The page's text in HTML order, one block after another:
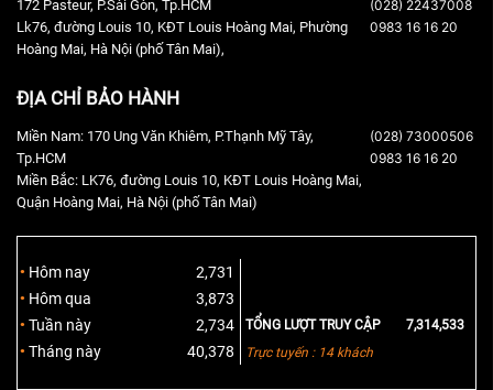
172 Pasteur, P.Sài Gòn, Tp.HCM
Lk76, đường Louis 10, KĐT Louis Hoàng Mai, Phường
Hoàng Mai, Hà Nội (phố Tân Mai),
(028) 22437008
0983 16 16 20
ĐỊA CHỈ BẢO HÀNH
Miền Nam: 170 Ung Văn Khiêm, P.Thạnh Mỹ Tây,
Tp.HCM
Miền Bắc: LK76, đường Louis 10, KĐT Louis Hoàng Mai,
Quận Hoàng Mai, Hà Nội (phố Tân Mai)
(028) 73000506
0983 16 16 20
Hôm nay
2,731
Hôm qua
3,873
Tuần này
2,734
Tháng này
40,378
TỔNG LƯỢT TRUY CẬP
7,314,533
Trực tuyến : 14 khách